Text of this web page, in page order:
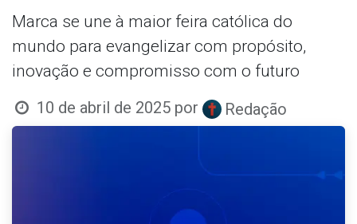
Marca se une à maior feira católica do
mundo para evangelizar com propósito,
inovação e compromisso com o futuro
10 de abril de 2025 por Redação